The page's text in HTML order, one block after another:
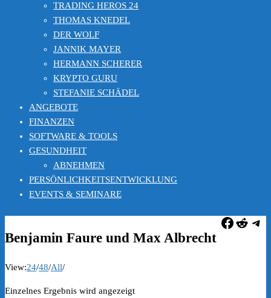
TRADING HEROS 24
THOMAS KNEDEL
DER WOLF
JANNIK MAYER
HERMANN SCHERER
KRYPTO GURU
STEFANIE SCHÄDEL
ANGEBOTE
FINANZEN
SOFTWARE & TOOLS
GESUNDHEIT
ABNEHMEN
PERSÖNLICHKEITSENTWICKLUNG
EVENTS & SEMINARE
Benjamin Faure und Max Albrecht
View:24/48/All/
Einzelnes Ergebnis wird angezeigt